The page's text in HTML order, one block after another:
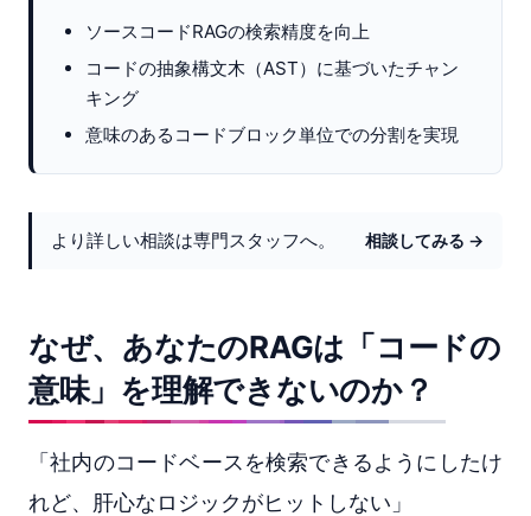
ソースコードRAGの検索精度を向上
コードの抽象構文木（AST）に基づいたチャン
キング
意味のあるコードブロック単位での分割を実現
より詳しい相談は専門スタッフへ。 相談してみる →
なぜ、あなたのRAGは「コードの
意味」を理解できないのか？
「社内のコードベースを検索できるようにしたけ
れど、肝心なロジックがヒットしない」